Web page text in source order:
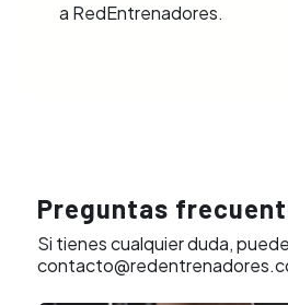
a RedEntrenadores.
Preguntas
Si tienes cualquier duda,